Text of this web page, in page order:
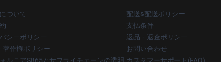
ついて
シーポリシー
著作権ポリシー
ルニアSB657: サプライチェーンの透明
配送&配送ポリシー
支払条件
返品・返金ポリシー
お問い合わせ
カスタマーサポート(FAQ)